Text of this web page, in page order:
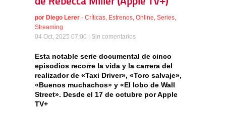
por Diego Lerer - Críticas, Estrenos, Online, Series,
Streaming
04 Oct, 2025 07:00 | Sin comentarios
Esta notable serie documental de cinco
episodios recorre la vida y la carrera del
realizador de «Taxi Driver», «Toro salvaje»,
«Buenos muchachos» y «El lobo de Wall
Street». Desde el 17 de octubre por Apple
TV+